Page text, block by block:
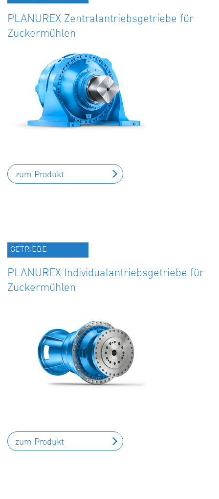
PLANUREX Zentralantriebsgetriebe für
Zuckermühlen
zum Produkt
GETRIEBE
PLANUREX Individualantriebsgetriebe für
Zuckermühlen
zum Produkt